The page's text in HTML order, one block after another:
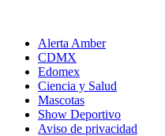
Alerta Amber
CDMX
Edomex
Ciencia y Salud
Mascotas
Show Deportivo
Aviso de privacidad